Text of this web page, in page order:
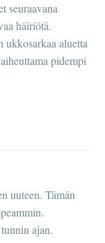
seuraavana
häiriötä.
ukkosarkaa aluetta
pidempi
uuteen. Tämän
ajan.